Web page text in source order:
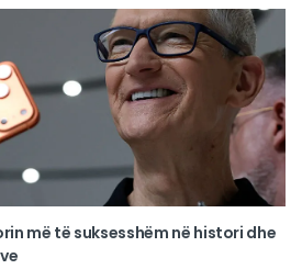
më të suksesshëm në histori dhe